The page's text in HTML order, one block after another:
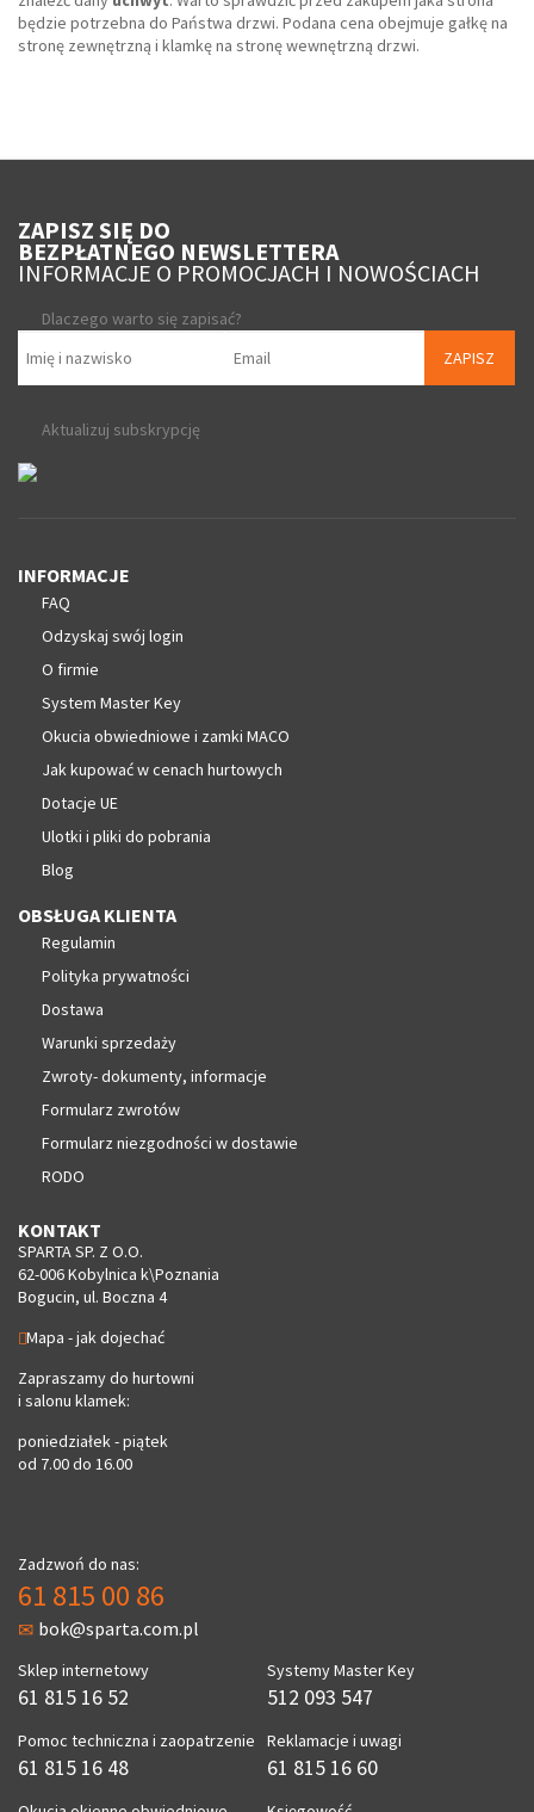
będzie potrzebna do Państwa drzwi. Podana cena obejmuje gałkę na
stronę zewnętrzną i klamkę na stronę wewnętrzną drzwi.
ZAPISZ SIĘ DO
BEZPŁATNEGO NEWSLETTERA
INFORMACJE O PROMOCJACH I NOWOŚCIACH
Dlaczego warto się zapisać?
ZAPISZ
Aktualizuj subskrypcję
INFORMACJE
FAQ
Odzyskaj swój login
O firmie
System Master Key
Okucia obwiedniowe i zamki MACO
Jak kupować w cenach hurtowych
Dotacje UE
Ulotki i pliki do pobrania
Blog
OBSŁUGA KLIENTA
Regulamin
Polityka prywatności
Dostawa
Warunki sprzedaży
Zwroty- dokumenty, informacje
Formularz zwrotów
Formularz niezgodności w dostawie
RODO
KONTAKT
SPARTA SP. Z O.O.
62-006 Kobylnica k\Poznania
Bogucin, ul. Boczna 4
Mapa - jak dojechać
Zapraszamy do hurtowni
i salonu klamek:
poniedziałek - piątek
od 7.00 do 16.00
Zadzwoń do nas:
61 815 00 86
bok@sparta.com.pl
Sklep internetowy
61 815 16 52
Pomoc techniczna i zaopatrzenie
61 815 16 48
Systemy Master Key
512 093 547
Reklamacje i uwagi
61 815 16 60